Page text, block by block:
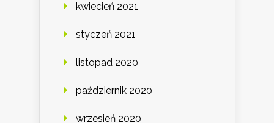
kwiecień 2021
styczeń 2021
listopad 2020
październik 2020
wrzesień 2020